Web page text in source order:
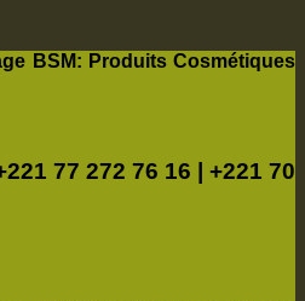
BSM: Produits Cosmétiques
77 272 76 16 | +221 70